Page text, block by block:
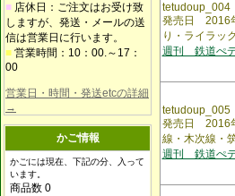
■ 店休日：ご注文はお受け致
しますが、発送・メールの送
信は営業日に行います。
■ 営業時間：10：00.～17：
00
営業日・時間・発送etcの詳細
→
かご情報
かごには現在、下記の分、入って
います。
商品数 0
tetudoup_004
発売日 2016
り・ライラ
週刊 鉄道ぺ
tetudoup_005
発売日 2016
線・木次線・
週刊 鉄道ぺ